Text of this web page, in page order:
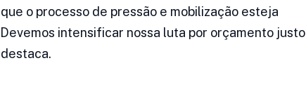
o processo de pressão e mobilização esteja
intensificar nossa luta por orçamento justo